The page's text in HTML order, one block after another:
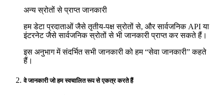
अन्य स्रोतों से प्राप्त जानकारी
हम डेटा प्रदाताओं जैसे तृतीय-पक्ष स्रोतों से, और सार्वजनिक API या
इंटरनेट जैसे सार्वजनिक स्रोतों से भी जानकारी प्राप्त कर सकते हैं।
इस अनुभाग में संदर्भित सभी जानकारी को हम “सेवा जानकारी” कहते
हैं।
वे जानकारी जो हम स्वचालित रूप से एकत्र करते हैं